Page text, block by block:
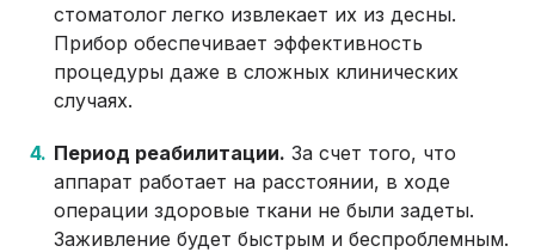
стоматолог легко извлекает их из десны.
Прибор обеспечивает эффективность
процедуры даже в сложных клинических
случаях.
Период реабилитации. За счет того, что
аппарат работает на расстоянии, в ходе
операции здоровые ткани не были задеты.
Заживление будет быстрым и беспроблемным.